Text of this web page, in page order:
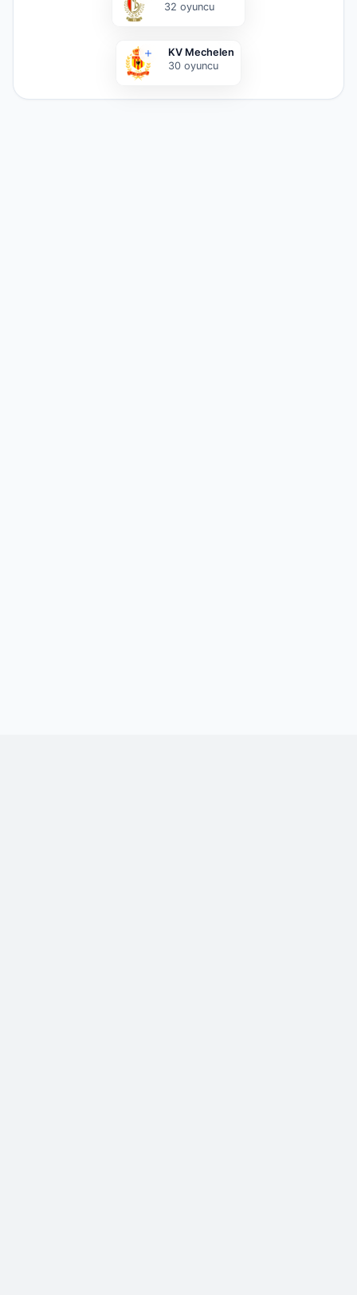
32 oyuncu
KV Mechelen
30 oyuncu